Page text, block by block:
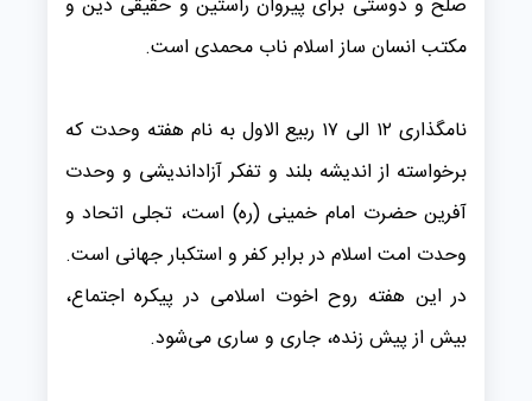
مکتب انسان ساز اسلام ناب محمدی است.
نامگذاری ۱۲ الی ۱۷ ربیع الاول به نام هفته وحدت که
برخواسته از اندیشه بلند و تفکر آزاداندیشی و وحدت
آفرین حضرت امام خمینی (ره) است، تجلی اتحاد و
وحدت امت اسلام در برابر کفر و استکبار جهانی است.
در این هفته روح اخوت اسلامی در پیکره اجتماع،
بیش از پیش زنده، جاری و ساری می‌شود.